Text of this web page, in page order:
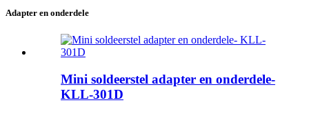
Adapter en onderdele
Mini soldeerstel adapter en onderdele-
KLL-301D